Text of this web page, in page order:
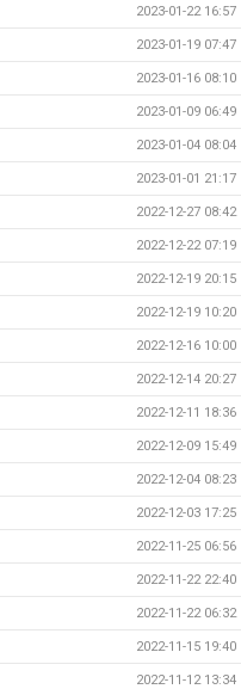
2023-01-22 16:57
2023-01-19 07:47
2023-01-16 08:10
2023-01-09 06:49
2023-01-04 08:04
2023-01-01 21:17
2022-12-27 08:42
2022-12-22 07:19
2022-12-19 20:15
2022-12-19 10:20
2022-12-16 10:00
2022-12-14 20:27
2022-12-11 18:36
2022-12-09 15:49
2022-12-04 08:23
2022-12-03 17:25
2022-11-25 06:56
2022-11-22 22:40
2022-11-22 06:32
2022-11-15 19:40
2022-11-12 13:34